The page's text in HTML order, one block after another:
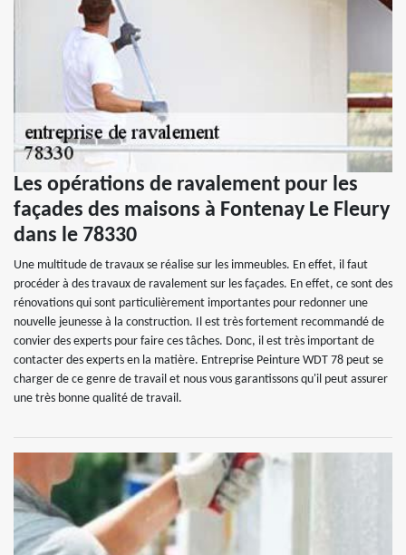
Les opérations de ravalement pour les
façades des maisons à Fontenay Le Fleury
dans le 78330
Une multitude de travaux se réalise sur les immeubles. En effet, il faut
procéder à des travaux de ravalement sur les façades. En effet, ce sont des
rénovations qui sont particulièrement importantes pour redonner une
nouvelle jeunesse à la construction. Il est très fortement recommandé de
convier des experts pour faire ces tâches. Donc, il est très important de
contacter des experts en la matière. Entreprise Peinture WDT 78 peut se
charger de ce genre de travail et nous vous garantissons qu'il peut assurer
une très bonne qualité de travail.